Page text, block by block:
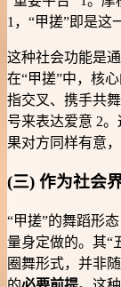
1，“甲搓”即是这
这种社会功能是
在“甲搓”中，核
指交叉、携手共
号来表达爱意 2
果对方同样有意，
(三) 作为社会
“甲搓”的舞蹈形
量身定做的。其“
圈舞形式，并非